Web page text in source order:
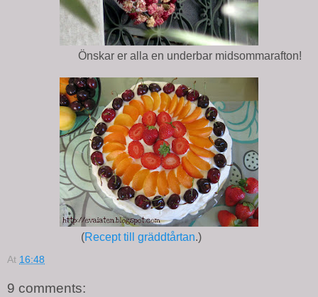
Önskar er alla en underbar midsommarafton!
(Recept till gräddtårtan.)
At 16:48
9 comments: